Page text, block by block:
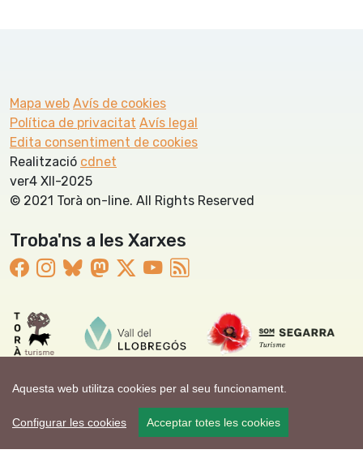
Aquesta web utilitza cookies per al seu funcionament.
Configurar les cookies Acceptar totes les cookies
Mapa web Avís de cookies
Política de privacitat Avís legal
Edita consentiment de cookies
Realització cdnet
ver4 XII-2025
© 2021 Torà on-line. All Rights Reserved
Troba'ns a les Xarxes